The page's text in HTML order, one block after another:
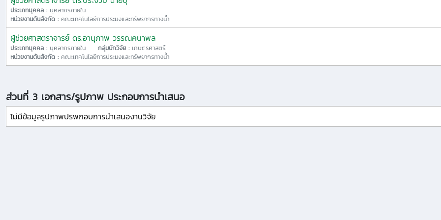
ประเภทบุคคล : บุคลากรภายใน
หน่วยงานต้นสังกัด : คณะเทคโนโลยีการประมงและทรัพยากรทางน้ำ
ผู้ช่วยศาสตราจารย์ ดร.อานุภาพ วรรณคนาพล
ประเภทบุคคล : บุคลากรภายใน กลุ่มนักวิจัย : เกษตรศาสตร์
หน่วยงานต้นสังกัด : คณะเทคโนโลยีการประมงและทรัพยากรทางน้ำ
ส่วนที่ 3 เอกสาร/รูปภาพ ประกอบการนำเสนอ
ไม่มีข้อมูลรูปภาพปรพกอบการนำเสนองานวิจัย